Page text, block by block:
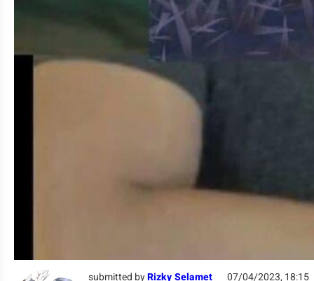
submitted byRizky Selamet 07/04/2023, 18:15